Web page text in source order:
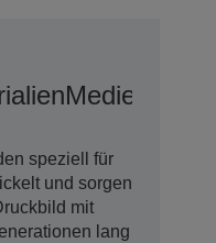
Medien
speziell für
und sorgen
mit
lang